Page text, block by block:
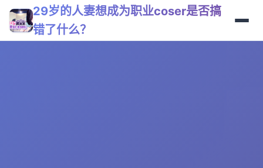
29岁的人妻想成为职业coser是否搞
错了什么？